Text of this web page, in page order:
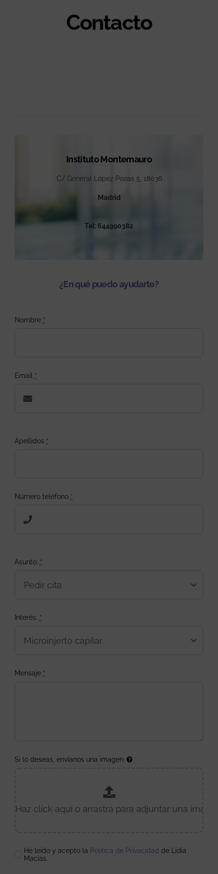
Contacto
Instituto Montemauro
C/ General López Pozas 5, 18036
Madrid
Tel: 644990382
¿En qué puedo ayudarte?
Nombre *
Email *
Apellidos *
Número teléfono *
Asunto: *
Interés: *
Mensaje *
Si lo deseas, envíanos una imagen
He leido y acepto la Politica de Privacidad de Lidia
Macias.